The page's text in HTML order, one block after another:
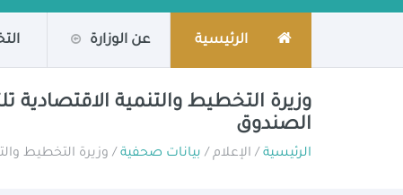
الرئيسية عن الوزارة
وزيرة التخطيط والتنمية
الصندوق
الرئيسية / الإعلام / بيانات صحفية / وزيرة التخطيط